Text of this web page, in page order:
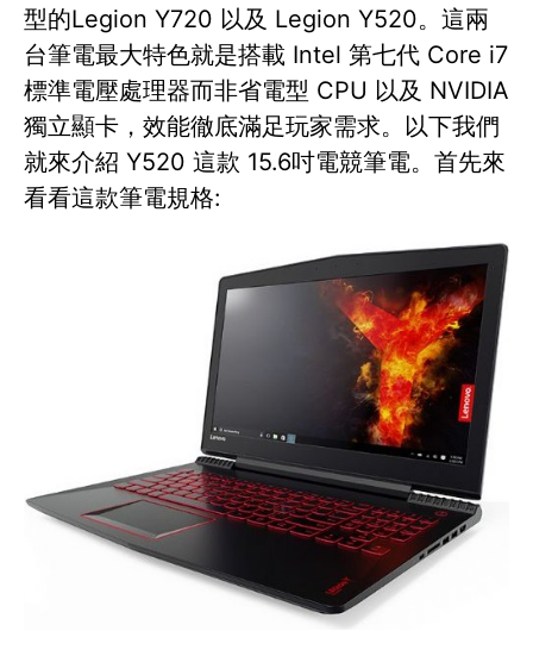
型的Legion Y720 以及 Legion Y520。這兩
台筆電最大特色就是搭載 Intel 第七代 Core i7
標準電壓處理器而非省電型 CPU 以及 NVIDIA
獨立顯卡，效能徹底滿足玩家需求。以下我們
就來介紹 Y520 這款 15.6吋電競筆電。首先來
看看這款筆電規格: